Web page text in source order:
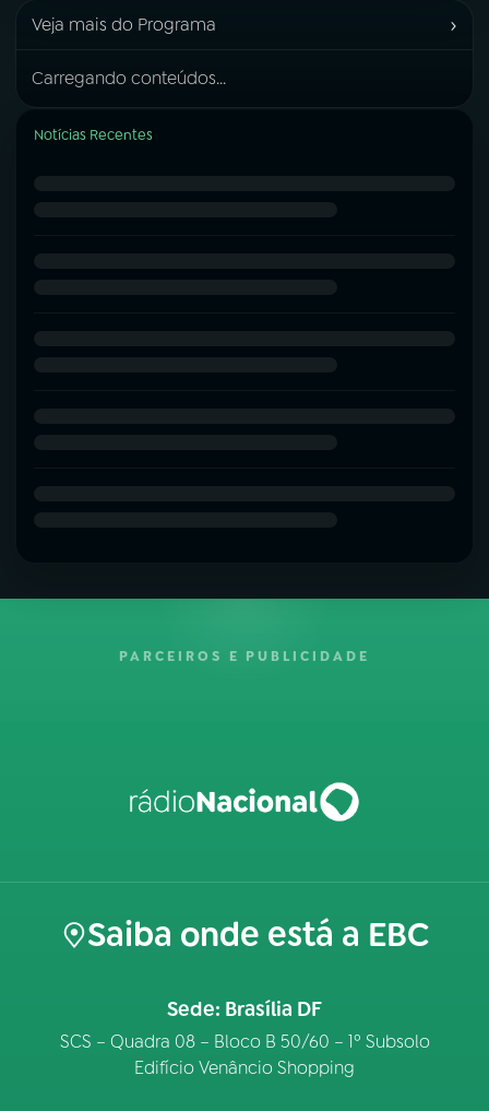
Veja mais do Programa ›
Carregando conteúdos...
Notícias Recentes
PARCEIROS E PUBLICIDADE
Saiba onde está a EBC
Sede: Brasília DF
SCS – Quadra 08 – Bloco B 50/60 – 1º Subsolo
Edifício Venâncio Shopping